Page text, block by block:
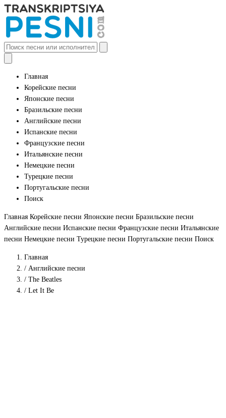
Главная
Корейские песни
Японские песни
Бразильские песни
Английские песни
Испанские песни
Французские песни
Итальянские песни
Немецкие песни
Турецкие песни
Португальские песни
Поиск
Главная Корейские песни Японские песни Бразильские песни
Английские песни Испанские песни Французские песни Итальянские
песни Немецкие песни Турецкие песни Португальские песни Поиск
Главная
/ Английские песни
/ The Beatles
/ Let It Be